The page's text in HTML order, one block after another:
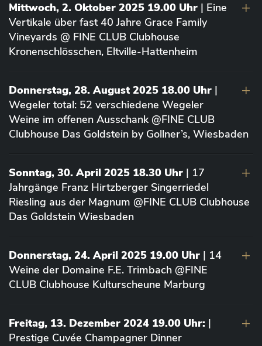
Mittwoch, 2. Oktober 2025 19.00 Uhr | Eine
Vertikale über fast 40 Jahre Grace Family
Vineyards @ FINE CLUB Clubhouse
Kronenschlösschen, Eltville-Hattenheim
Donnerstag, 28. August 2025 18.00 Uhr |
Wegeler total: 52 verschiedene Wegeler
Weine im offenen Ausschank @FINE CLUB
Clubhouse Das Goldstein by Gollner’s, Wiesbaden
Sonntag, 30. April 2025 18.30 Uhr | 17
Jahrgänge Franz Hirtzberger Singerriedel
Riesling aus der Magnum @FINE CLUB Clubhouse
Das Goldstein Wiesbaden
Donnerstag, 24. April 2025 19.00 Uhr | 14
Weine der Domaine F.E. Trimbach @FINE
CLUB Clubhouse Kulturscheune Marburg
Freitag, 13. Dezember 2024 19.00 Uhr: |
Prestige Cuvée Champagner Dinner